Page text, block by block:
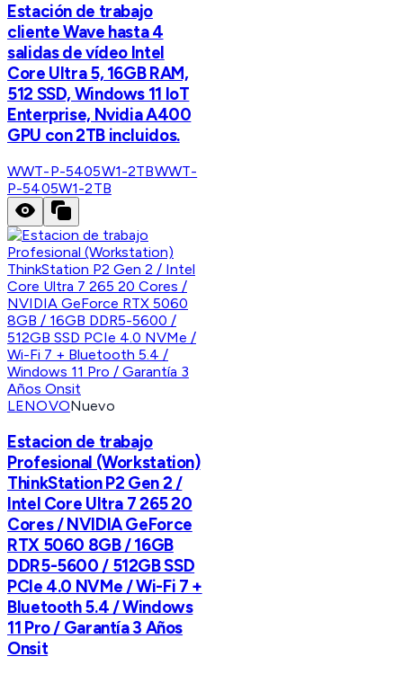
Estación de trabajo
cliente Wave hasta 4
salidas de vídeo Intel
Core Ultra 5, 16GB RAM,
512 SSD, Windows 11 IoT
Enterprise, Nvidia A400
GPU con 2TB incluidos.
WWT-P-5405W1-2TBWWT-
P-5405W1-2TB
LENOVONuevo
Estacion de trabajo
Profesional (Workstation)
ThinkStation P2 Gen 2 /
Intel Core Ultra 7 265 20
Cores / NVIDIA GeForce
RTX 5060 8GB / 16GB
DDR5-5600 / 512GB SSD
PCIe 4.0 NVMe / Wi-Fi 7 +
Bluetooth 5.4 / Windows
11 Pro / Garantía 3 Años
Onsit